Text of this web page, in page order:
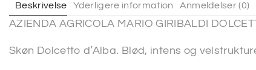
Beskrivelse Yderligere information Anmeldelser (0)
AZIENDA AGRICOLA MARIO GIRIBALDI
Skøn Dolcetto d’Alba. Blød, intens og